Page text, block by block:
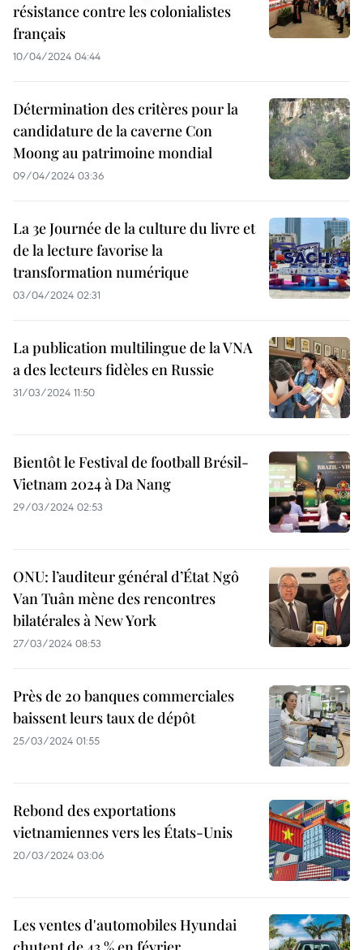
résistance contre les colonialistes
français
10/04/2024 04:44
Détermination des critères pour la
candidature de la caverne Con
Moong au patrimoine mondial
09/04/2024 03:36
La 3e Journée de la culture du livre et
de la lecture favorise la
transformation numérique
03/04/2024 02:31
La publication multilingue de la VNA
a des lecteurs fidèles en Russie
31/03/2024 11:50
Bientôt le Festival de football Brésil-
Vietnam 2024 à Da Nang
29/03/2024 02:53
ONU: l’auditeur général d’État Ngô
Van Tuân mène des rencontres
bilatérales à New York
27/03/2024 08:53
Près de 20 banques commerciales
baissent leurs taux de dépôt
25/03/2024 01:55
Rebond des exportations
vietnamiennes vers les États-Unis
20/03/2024 03:06
Les ventes d'automobiles Hyundai